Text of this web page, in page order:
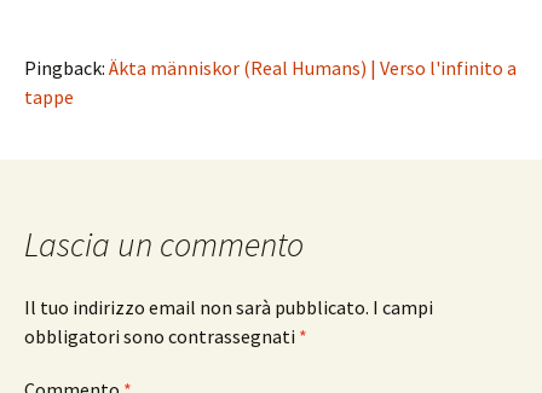
Pingback: Äkta människor (Real Humans) | Verso l'infinito a
tappe
Lascia un commento
Il tuo indirizzo email non sarà pubblicato. I campi
obbligatori sono contrassegnati *